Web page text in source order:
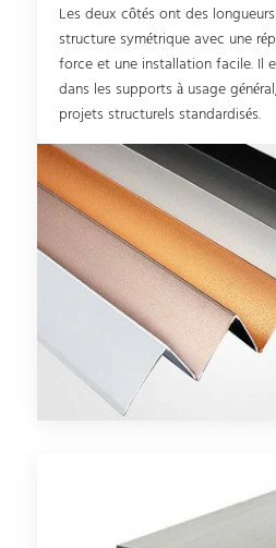
Les deux côtés ont des
structure symétrique avec une
force et une installation facile. Il
dans les supports à usage
projets structurels standardisés.